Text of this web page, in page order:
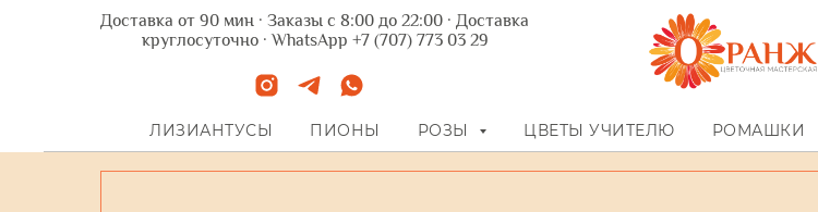
Доставка от 90 мин · Заказы с 8:00 до 22:00 · Доставка
круглосуточно · WhatsApp +7 (707) 773 03 29
ЛИЗИАНТУСЫ ПИОНЫ РОЗЫ ЦВЕТЫ УЧИТЕЛЮ РОМАШКИ